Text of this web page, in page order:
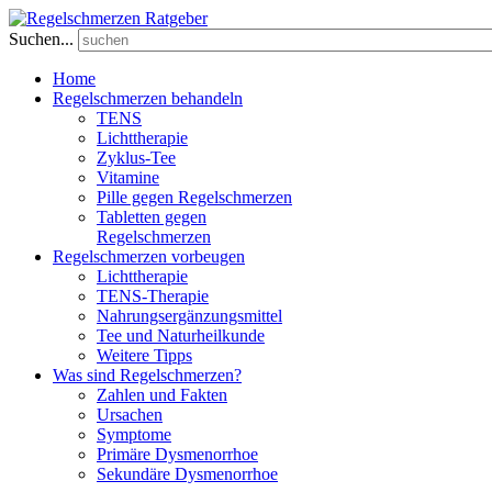
Suchen...
Home
Regelschmerzen behandeln
TENS
Lichttherapie
Zyklus-Tee
Vitamine
Pille gegen Regelschmerzen
Tabletten gegen
Regelschmerzen
Regelschmerzen vorbeugen
Lichttherapie
TENS-Therapie
Nahrungsergänzungsmittel
Tee und Naturheilkunde
Weitere Tipps
Was sind Regelschmerzen?
Zahlen und Fakten
Ursachen
Symptome
Primäre Dysmenorrhoe
Sekundäre Dysmenorrhoe